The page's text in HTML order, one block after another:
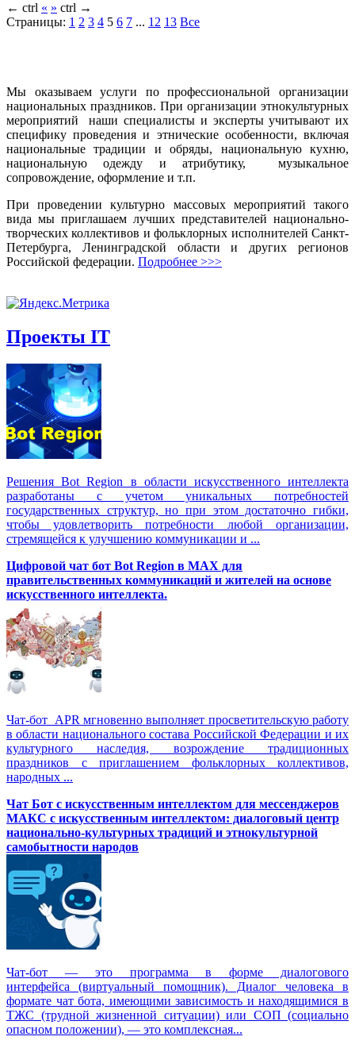
← ctrl « » ctrl →
Страницы: 1 2 3 4 5 6 7 ... 12 13 Все
Мы оказываем услуги по профессиональной организации
национальных праздников. При организации этнокультурных
мероприятий наши специалисты и эксперты учитывают их
специфику проведения и этнические особенности, включая
национальные традиции и обряды, национальную кухню,
национальную одежду и атрибутику, музыкальное
сопровождение, оформление и т.п.
При проведении культурно массовых мероприятий такого
вида мы приглашаем лучших представителей национально-
творческих коллективов и фольклорных исполнителей Санкт-
Петербурга, Ленинградской области и других регионов
Российской федерации. Подробнее >>>
Проекты IT
Решения Вot Region в области искусственного интеллекта
разработаны с учетом уникальных потребностей
государственных структур, но при этом достаточно гибки,
чтобы удовлетворить потребности любой организации,
стремящейся к улучшению коммуникации и ...
Цифровой чат бот Вot Region в MAX для
правительственных коммуникаций и жителей на основе
искусственного интеллекта.
Чат-бот APR мгновенно выполняет просветительскую работу
в области национального состава Российской Федерации и их
культурного наследия, возрождение традиционных
праздников с приглашением фольклорных коллективов,
народных ...
Чат Бот с искусственным интеллектом для мессенджеров
МАКС с искусственным интеллектом: диалоговый центр
национально-культурных традиций и этнокультурной
самобытности народов
Чат-бот — это программа в форме диалогового
интерфейса (виртуальный помощник). Диалог человека в
формате чат бота, имеющими зависимость и находящимися в
ТЖС (трудной жизненной ситуации) или СОП (социально
опасном положении), — это комплексная...